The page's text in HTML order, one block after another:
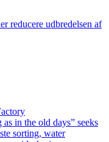
reducere udbredelsen af
in the old days” seeks
sorting, water